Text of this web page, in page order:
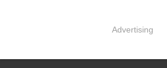
Advertising